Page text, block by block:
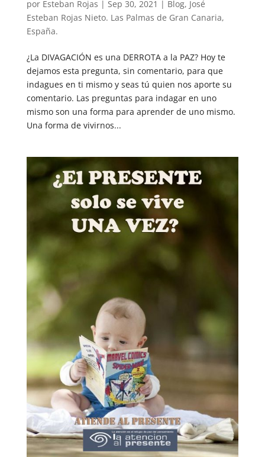
por Esteban Rojas | Sep 30, 2021 | Blog, José
Esteban Rojas Nieto. Las Palmas de Gran Canaria,
España.
¿La DIVAGACIÓN es una DERROTA a la PAZ? Hoy te
dejamos esta pregunta, sin comentario, para que
indagues en ti mismo y seas tú quien nos aporte su
comentario. Las preguntas para indagar en uno
mismo son una forma para aprender de uno mismo.
Una forma de vivirnos...